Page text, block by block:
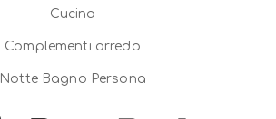
Cucina
Complementi arredo
Notte Bagno Persona